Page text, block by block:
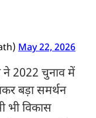
May 22, 2026
ने 2022 चुनाव में
बड़ा समर्थन
भी विकास